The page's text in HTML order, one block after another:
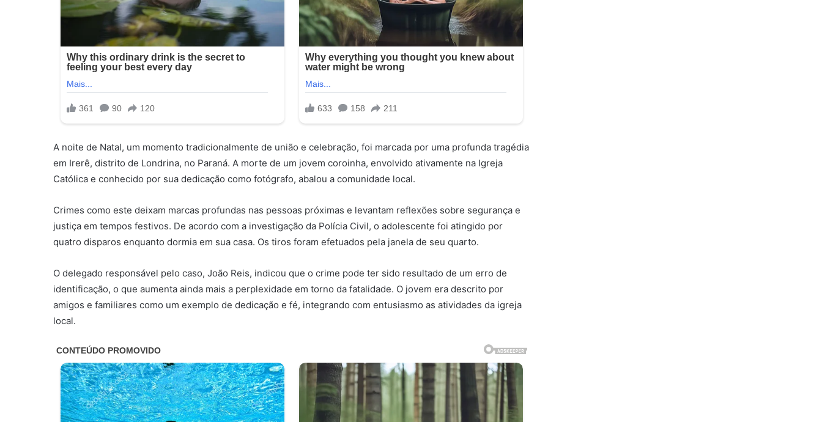
A noite de Natal, um momento tradicionalmente de união e celebração, foi marcada por uma profunda tragédia
em Irerê, distrito de Londrina, no Paraná. A morte de um jovem coroinha, envolvido ativamente na Igreja
Católica e conhecido por sua dedicação como fotógrafo, abalou a comunidade local.
Crimes como este deixam marcas profundas nas pessoas próximas e levantam reflexões sobre segurança e
justiça em tempos festivos. De acordo com a investigação da Polícia Civil, o adolescente foi atingido por
quatro disparos enquanto dormia em sua casa. Os tiros foram efetuados pela janela de seu quarto.
O delegado responsável pelo caso, João Reis, indicou que o crime pode ter sido resultado de um erro de
identificação, o que aumenta ainda mais a perplexidade em torno da fatalidade. O jovem era descrito por
amigos e familiares como um exemplo de dedicação e fé, integrando com entusiasmo as atividades da igreja
local.